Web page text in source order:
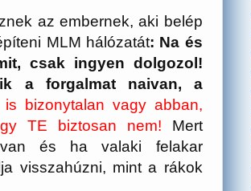
az embernek, aki belép
MLM hálózatát: Na és
csak ingyen dolgozol!
a forgalmat naivan, a
bizonytalan vagy abban,
TE biztosan nem! Mert
van és ha valaki felakar
visszahúzni, mint a rákok